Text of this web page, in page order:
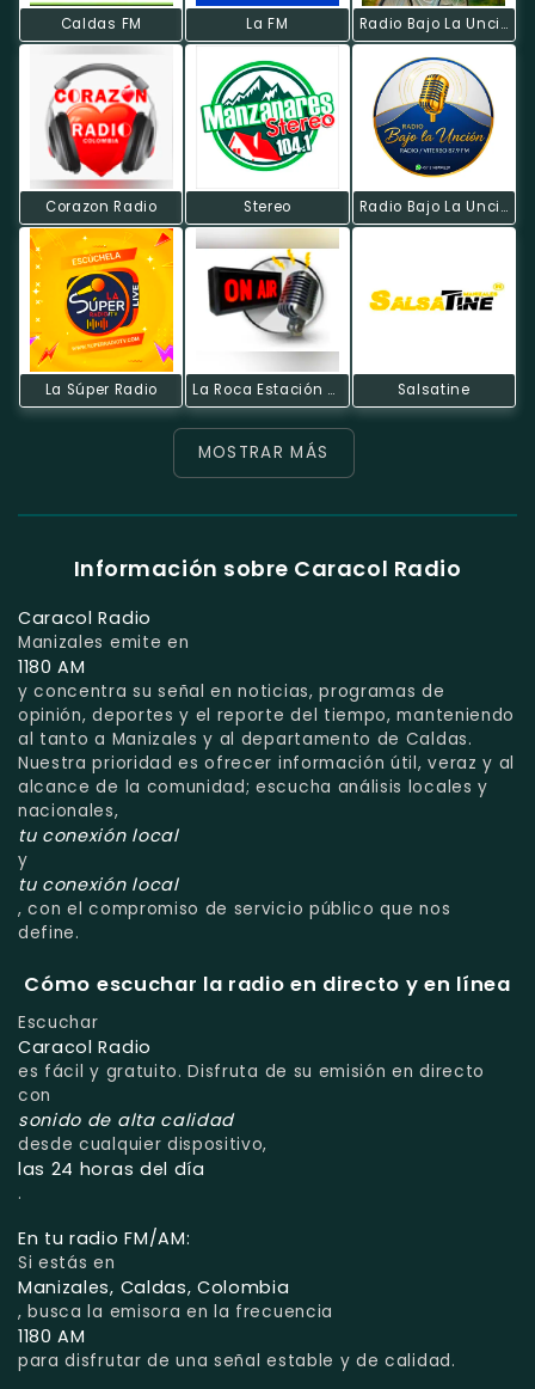
Caldas FM La FM Radio Bajo La Uncion
Corazon Radio Stereo Radio Bajo La Uncion Viterbo
La Súper Radio La Roca Estación Del Cielo Salsatine
MOSTRAR MÁS
Información sobre Caracol Radio
Caracol Radio
Manizales emite en
1180 AM
y concentra su señal en noticias, programas de
opinión, deportes y el reporte del tiempo, manteniendo
al tanto a Manizales y al departamento de Caldas.
Nuestra prioridad es ofrecer información útil, veraz y al
alcance de la comunidad; escucha análisis locales y
nacionales,
tu conexión local
y
tu conexión local
, con el compromiso de servicio público que nos
define.
Cómo escuchar la radio en directo y en línea
Escuchar
Caracol Radio
es fácil y gratuito. Disfruta de su emisión en directo
con
sonido de alta calidad
desde cualquier dispositivo,
las 24 horas del día
.
En tu radio FM/AM:
Si estás en
Manizales, Caldas, Colombia
, busca la emisora en la frecuencia
1180 AM
para disfrutar de una señal estable y de calidad.